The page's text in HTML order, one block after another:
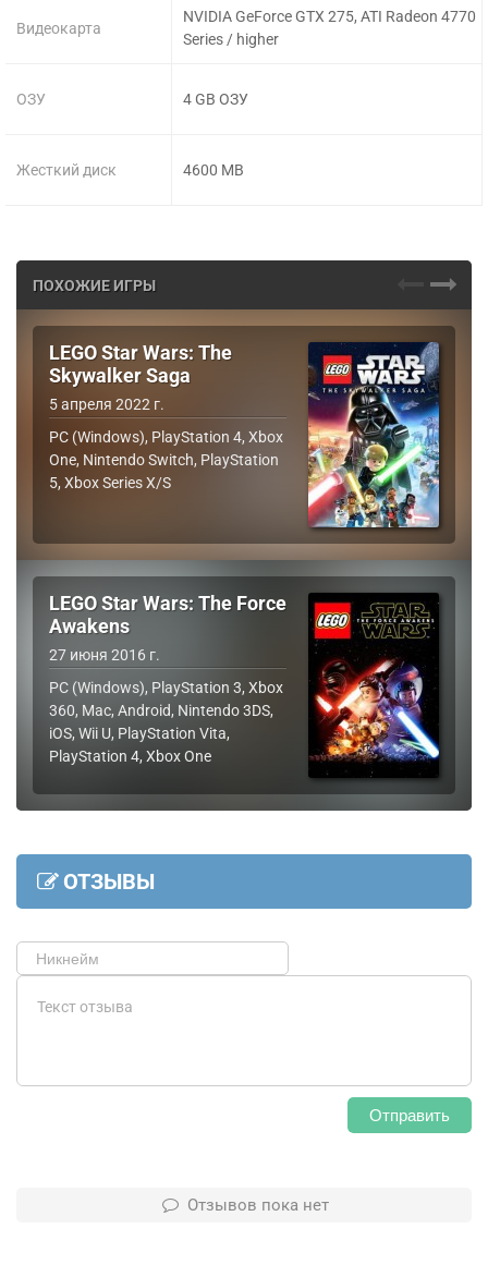
Видеокарта
ОЗУ
Жесткий диск
NVIDIA GeForce GTX 275, ATI Radeon 4770
Series / higher
4 GB ОЗУ
4600 MB
ПОХОЖИЕ ИГРЫ
LEGO Star Wars: The
Skywalker Saga
5 апреля 2022 г.
PC (Windows), PlayStation 4, Xbox
One, Nintendo Switch, PlayStation
5, Xbox Series X/S
LEGO Star Wars: The Force
Awakens
27 июня 2016 г.
PC (Windows), PlayStation 3, Xbox
360, Mac, Android, Nintendo 3DS,
iOS, Wii U, PlayStation Vita,
PlayStation 4, Xbox One
ОТЗЫВЫ
Отправить
Отзывов пока нет